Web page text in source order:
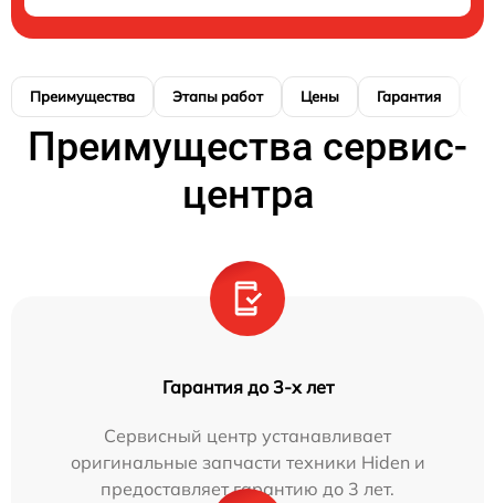
Преимущества Этапы работ Цены Гарантия
Преимущества сервис-
центра
Гарантия до 3-х лет
Сервисный центр устанавливает
оригинальные запчасти техники Hiden и
предоставляет гарантию до 3 лет.